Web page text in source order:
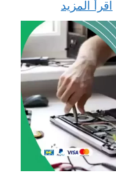
اقرأ المزيد